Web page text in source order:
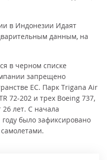
в Индонезии Идаят
данным, на
в черном списке
запрещено
ЕС. Парк Trigana Air
72-202 и трех Boeing 737,
26 лет. С начала
было зафиксировано